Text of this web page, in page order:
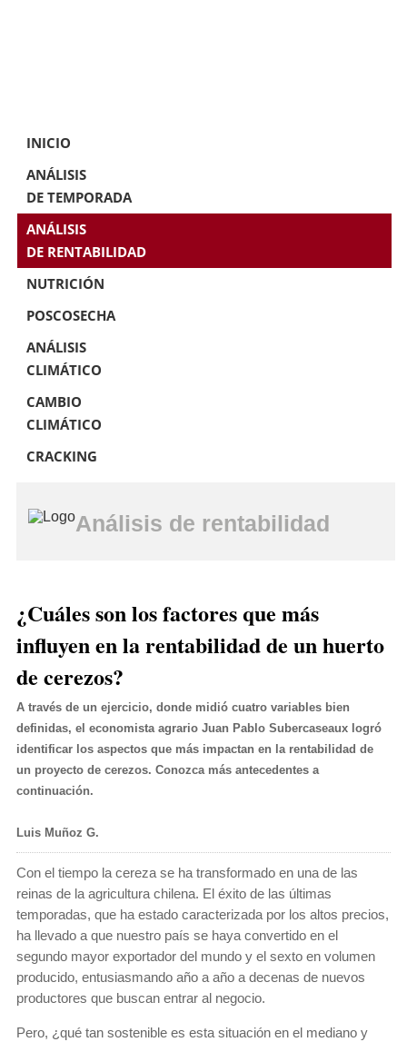
INICIO
ANÁLISIS
DE TEMPORADA
ANÁLISIS
DE RENTABILIDAD
NUTRICIÓN
POSCOSECHA
ANÁLISIS
CLIMÁTICO
CAMBIO
CLIMÁTICO
CRACKING
Análisis de rentabilidad
¿Cuáles son los factores que más
influyen en la rentabilidad de un huerto
de cerezos?
A través de un ejercicio, donde midió cuatro variables bien
definidas, el economista agrario Juan Pablo Subercaseaux logró
identificar los aspectos que más impactan en la rentabilidad de
un proyecto de cerezos. Conozca más antecedentes a
continuación.
Luis Muñoz G.
Con el tiempo la cereza se ha transformado en una de las
reinas de la agricultura chilena. El éxito de las últimas
temporadas, que ha estado caracterizada por los altos precios,
ha llevado a que nuestro país se haya convertido en el
segundo mayor exportador del mundo y el sexto en volumen
producido, entusiasmando año a año a decenas de nuevos
productores que buscan entrar al negocio.
Pero, ¿qué tan sostenible es esta situación en el mediano y